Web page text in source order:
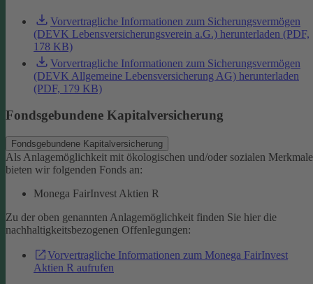
Vorvertragliche Informationen zum Sicherungsvermögen
(DEVK Lebensversicherungsverein a.G.) herunterladen (PDF,
178 KB)
Vorvertragliche Informationen zum Sicherungsvermögen
(DEVK Allgemeine Lebensversicherung AG) herunterladen
(PDF, 179 KB)
Fondsgebundene Kapitalversicherung
Fondsgebundene Kapitalversicherung
Als Anlagemöglichkeit mit ökologischen und/oder sozialen
bieten wir folgenden Fonds an:
Monega FairInvest Aktien R
Zu der oben genannten Anlagemöglichkeit finden Sie hier die
nachhaltigkeitsbezogenen Offenlegungen:
Vorvertragliche Informationen zum Monega FairInvest
Aktien R aufrufen